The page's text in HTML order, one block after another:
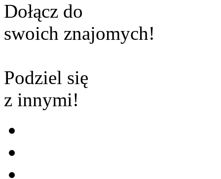
Dołącz do
swoich znajomych!
Podziel się
z innymi!